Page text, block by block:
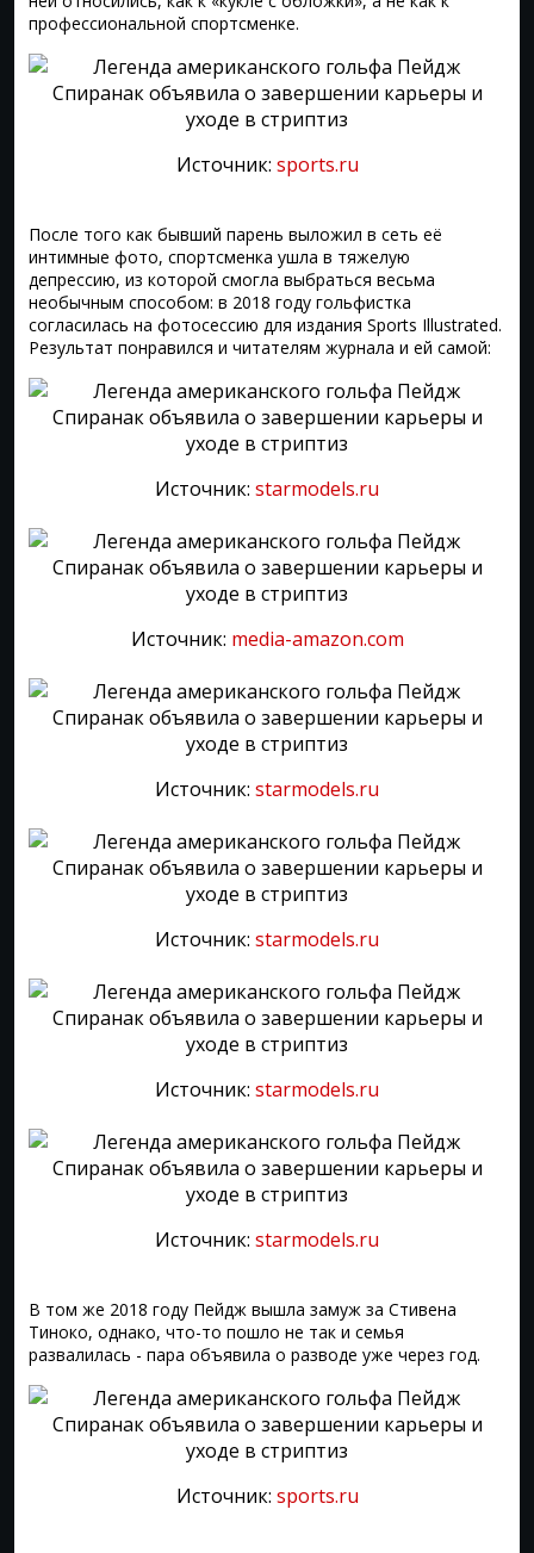
профессиональной спортсменке.
Источник: sports.ru
После того как бывший парень выложил в сеть её
интимные фото, спортсменка ушла в тяжелую
депрессию, из которой смогла выбраться весьма
необычным способом: в 2018 году гольфистка
согласилась на фотосессию для издания Sports Illustrated.
Результат понравился и читателям журнала и ей самой:
Источник: starmodels.ru
Источник: media-amazon.com
Источник: starmodels.ru
Источник: starmodels.ru
Источник: starmodels.ru
Источник: starmodels.ru
В том же 2018 году Пейдж вышла замуж за Стивена
Тиноко, однако, что-то пошло не так и семья
развалилась - пара объявила о разводе уже через год.
Источник: sports.ru